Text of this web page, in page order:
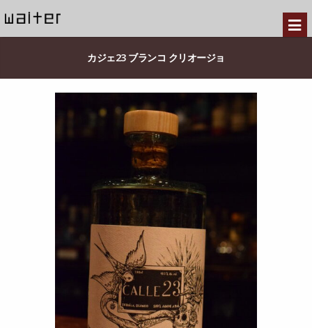
カジェ23 ブランコ クリオージョ